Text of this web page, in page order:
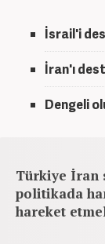
İsrail'i
İran'ı
Dengeli
Türkiye İran
politikada
hareket